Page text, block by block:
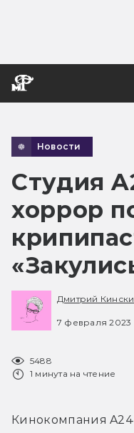
Новости
Студия
хоррор
Дмитрий
7 февраля 2023
5488
1 минута на чтение
Кинокомпания